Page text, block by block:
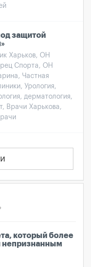
защитой
Харьков, ОН
Спорта, ОН
Частная
Урология,
дерматология,
Врачи Харькова,
который более
непризнанным